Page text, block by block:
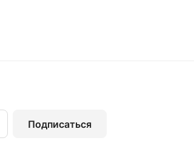
Подписаться